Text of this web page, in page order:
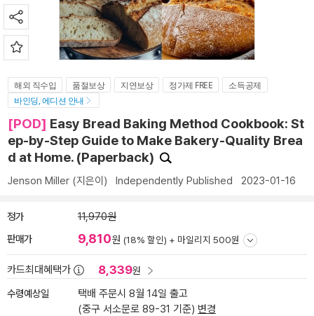
해외 직수입 품절보상 지연보상 정가제 FREE
소득공제
바인딩, 에디션 안내
[POD] Easy Bread Baking Method Cookbook: St
ep-by-Step Guide to Make Bakery-Quality Brea
d at Home. (Paperback)
Jenson Miller (지은이) Independently Published 2023-01-16
정가 11,970원
판매가 9,810원 (18% 할인) + 마일리지 500원
카드최대혜택가 8,339원
수령예상일
택배 주문시 8월 14일 출고
(중구 서소문로 89-31 기준) 변경